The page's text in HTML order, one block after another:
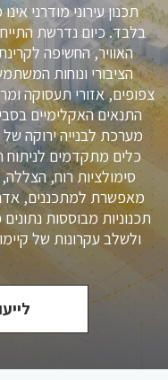
תכנון עירוני מודרני
בלבד. כיום נדרשת
האוויר, החשיפה
הציבורי ונוחות
צפופים, אזורי תעסוקה
התנאים האקלימיים
מערכת לבנייה ירוקה
כלים מתקדמים לניתוח
סימולציות רוח,
מאפשרת למתכננים,
תכנוניות מבוססות
ולשלב עקרונות של